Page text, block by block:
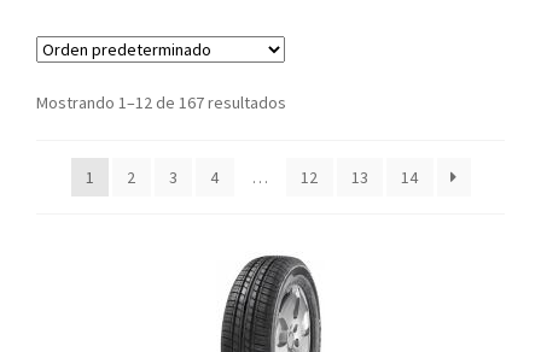
Mostrando 1–12 de 167 resultados
1 2 3 4 … 12 13 14